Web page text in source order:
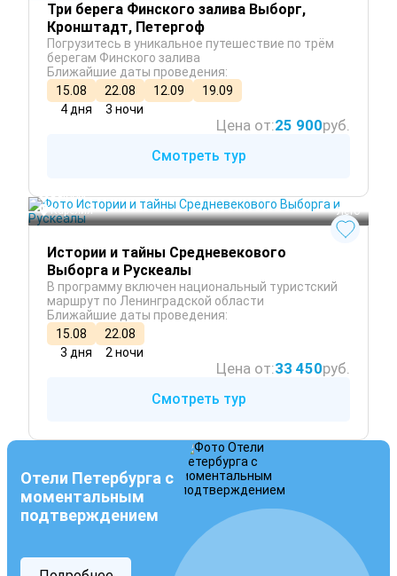
Три берега Финского залива Выборг,
Кронштадт, Петергоф
Погрузитесь в уникальное путешествие по трём
берегам Финского залива
Ближайшие даты проведения:
15.08
22.08 12.09
19.09
4 дня
3 ночи
Цена от:25 900руб.
Смотреть тур
Выборг
Карелия
Лето
Истории и тайны Средневекового
Выборга и Рускеалы
В программу включен национальный туристский
маршрут по Ленинградской области
Ближайшие даты проведения:
15.08
22.08
3 дня
2 ночи
Цена от:33 450руб.
Смотреть тур
Отели Петербурга с
моментальным
подтверждением